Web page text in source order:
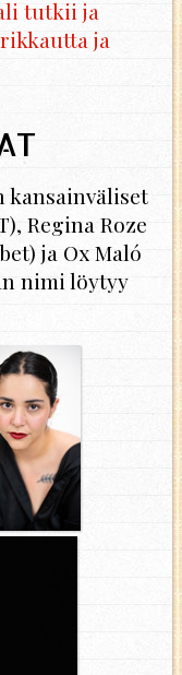
tutkii ja
ja
kansainväliset
Regina Roze
ja Ox Maló
nimi löytyy